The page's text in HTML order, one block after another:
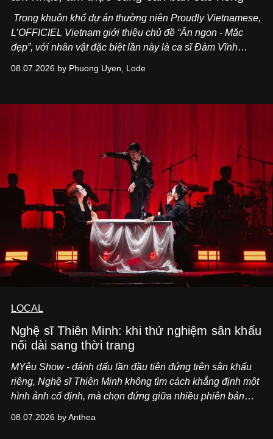
Trong khuôn khổ dự án thường niên Proudly Vietnamese,
L’OFFICIEL Vietnam giới thiệu chủ đề “Ăn ngon - Mặc
đẹp”, với nhân vật đặc biệt lần này là ca sĩ Đàm Vĩnh
Cà Phê Cà Pháo mang dấu ấn Indochine hoài niệm, thu
08.07.2026 by Phuong Uyen, Lode
LOCAL
Nghệ sĩ Thiên Minh: khi thử nghiệm sân khấu
nối dài sang thời trang
MYêu Show - đánh dấu lần đầu tiên đứng trên sân khấu
riêng, Nghệ sĩ Thiên Minh không tìm cách khẳng định một
hình ảnh cố định, mà chọn đứng giữa nhiều phiên bản
một bộ suit lụa - như một cách "take the risk" khác, ngoài
08.07.2026 by Anthea